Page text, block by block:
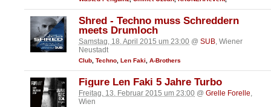
Shred - Techno muss Schreddern
meets Drumloch
Samstag, 18. April 2015 um 23:00 @ SUB, Wiener
Neustadt
Club Techno Len Faki A-Brothers
Figure Len Faki 5 Jahre Turbo
Freitag, 13. Februar 2015 um 23:00 @ Grelle Forelle,
Wien